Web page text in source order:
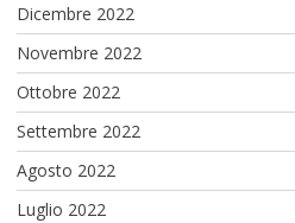
Dicembre 2022
Novembre 2022
Ottobre 2022
Settembre 2022
Agosto 2022
Luglio 2022